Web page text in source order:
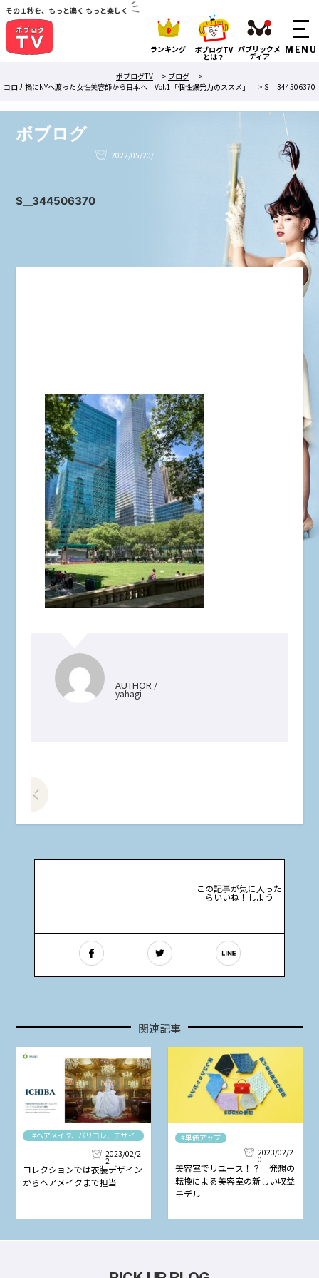
その１秒を、もっと濃く もっと楽しく
ランキング ボブログTV
とは？
パブリックメ
ディア
ボブログTV
> ブログ
>
コロナ禍にNYへ渡った女性美容師から日本へ Vol.1「個性爆発力のススメ」
> S__344506370
ボブログ
2022/05/20/
S__344506370
AUTHOR /
yahagi
この記事が気に入った
らいいね！しよう
関連記事
#ヘアメイク、パリコレ、デザイ
ナー
2023/02/2
2
コレクションでは衣装デザイン
からヘアメイクまで担当
#単価アップ
2023/02/2
0
美容室でリユース！？ 発想の
転換による美容室の新しい収益
モデル